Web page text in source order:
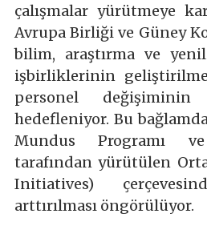
çalışmalar yürütmeye
Avrupa Birliği ve Güney
bilim, araştırma ve
işbirliklerinin
personel
hedefleniyor. Bu
Mundus Programı
tarafından yürütülen
Initiatives)
arttırılması öngörülüyor.